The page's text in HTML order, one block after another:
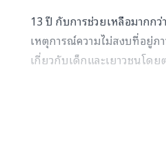
13 ปี กับการช่วยเหลือมากกว่
เหตุการณ์ความไม่สงบที่อยู่ภ
เกี่ยวกับเด็กและเยาวชนโด
โอกาสช่วยเหลือได้มาก เช่น
เหลือ เยียวยา การจัดเตรี